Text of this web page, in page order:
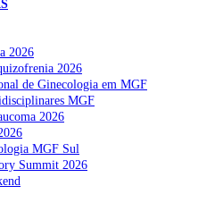
de vida dos doentes”.
aos cheques psicólogo e
7 de Agosto, 2026
endoscópica do ouvido com
7 de Agosto, 2026
2026
2026
de Ginecologia em MGF
MGF
2026
MGF Sul
Summit 2026